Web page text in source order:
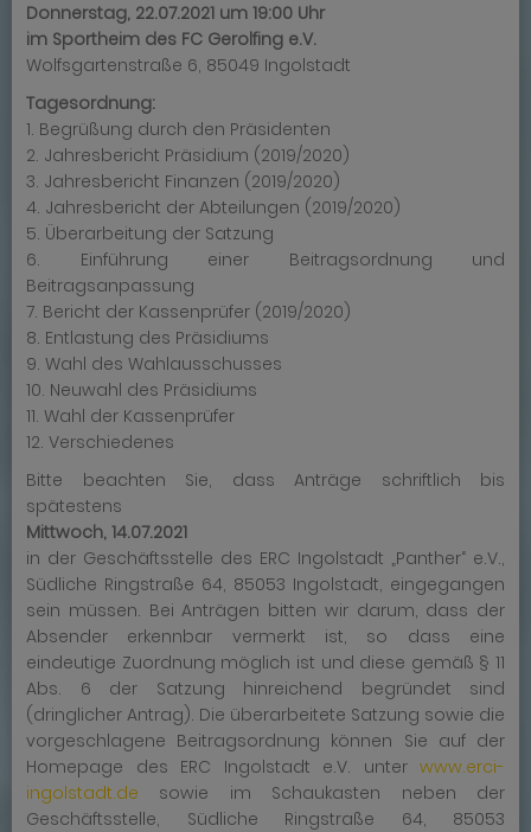
Donnerstag, 22.07.2021 um 19:00 Uhr
im Sportheim des FC Gerolfing e.V.
Wolfsgartenstraße 6, 85049 Ingolstadt
Tagesordnung:
1. Begrüßung durch den Präsidenten
2. Jahresbericht Präsidium (2019/2020)
3. Jahresbericht Finanzen (2019/2020)
4. Jahresbericht der Abteilungen (2019/2020)
5. Überarbeitung der Satzung
6. Einführung einer Beitragsordnung und
Beitragsanpassung
7. Bericht der Kassenprüfer (2019/2020)
8. Entlastung des Präsidiums
9. Wahl des Wahlausschusses
10. Neuwahl des Präsidiums
11. Wahl der Kassenprüfer
12. Verschiedenes
Bitte beachten Sie, dass Anträge schriftlich bis
spätestens
Mittwoch, 14.07.2021
in der Geschäftsstelle des ERC Ingolstadt „Panther“ e.V.,
Südliche Ringstraße 64, 85053 Ingolstadt, eingegangen
sein müssen. Bei Anträgen bitten wir darum, dass der
Absender erkennbar vermerkt ist, so dass eine
eindeutige Zuordnung möglich ist und diese gemäß § 11
Abs. 6 der Satzung hinreichend begründet sind
(dringlicher Antrag). Die überarbeitete Satzung sowie die
vorgeschlagene Beitragsordnung können Sie auf der
Homepage des ERC Ingolstadt e.V. unterwww.erci-
ingolstadt.de sowie im Schaukasten neben der
Geschäftsstelle, Südliche Ringstraße 64, 85053